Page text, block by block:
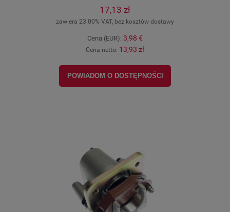
17,13 zł
zawiera 23.00% VAT, bez kosztów dostawy
Cena (EUR): 3,98 €
Cena netto: 13,93 zł
POWIADOM O DOSTĘPNOŚCI